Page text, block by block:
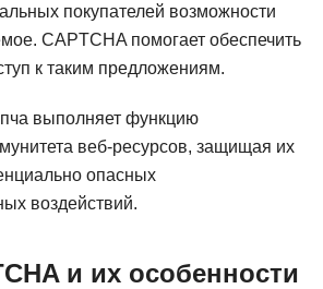
покупателей возможности
CAPTCHA помогает обеспечить
к таким предложениям.
выполняет функцию
веб-ресурсов, защищая их
опасных
воздействий.
и их особенности